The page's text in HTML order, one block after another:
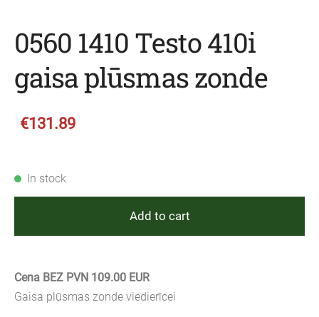
0560 1410 Testo 410i
gaisa plūsmas zonde
€131.89
In stock
Add to cart
Cena BEZ PVN 109.00 EUR
Gaisa plūsmas zonde viedierīcei